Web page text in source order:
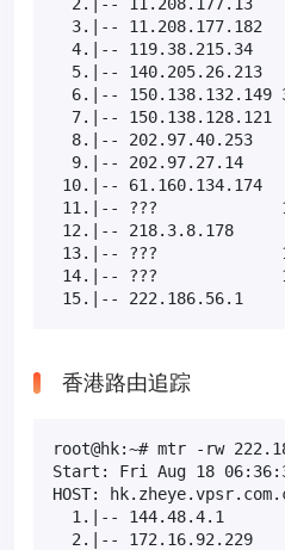
3.|-- 11.208.177.182
4.|-- 119.38.215.34
5.|-- 140.205.26.213
6.|-- 150.138.132.149
7.|-- 150.138.128.121
8.|-- 202.97.40.253
9.|-- 202.97.27.14
10.|--
11.|-- ???
12.|-- 218.3.8.178
13.|-- ???
14.|-- ???
15.|-- 222.186.56.1
香港路由追踪
root@hk:~# mtr -rw
Start: Fri Aug 18
HOST:
1.|-- 144.48.4.1
2.|-- 172.16.92.229